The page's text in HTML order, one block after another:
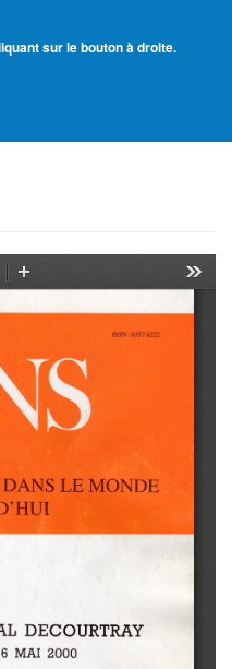
sur le bouton à droite.
de France